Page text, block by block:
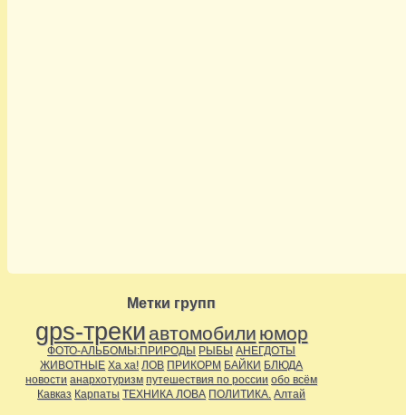
Метки групп
gps-треки автомобили юмор
ФОТО-АЛЬБОМЫ:ПРИРОДЫ РЫБЫ АНЕГДОТЫ
ЖИВОТНЫЕ Ха ха! ЛОВ ПРИКОРМ БАЙКИ БЛЮДА
новости анархотуризм путешествия по россии обо всём
Кавказ Карпаты ТЕХНИКА ЛОВА ПОЛИТИКА. Алтай